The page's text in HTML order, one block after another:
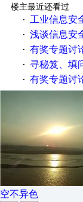
楼主最近还看过
·
工业信息安
· 浅谈信息安
· 有奖专题讨论：面对
· 寻秘笈、填
· 有奖专题讨论：伺
空不异色